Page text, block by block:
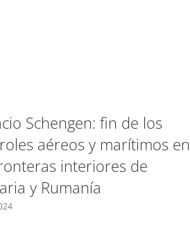
Schengen: fin de los
aéreos y marítimos en
interiores de
y Rumanía